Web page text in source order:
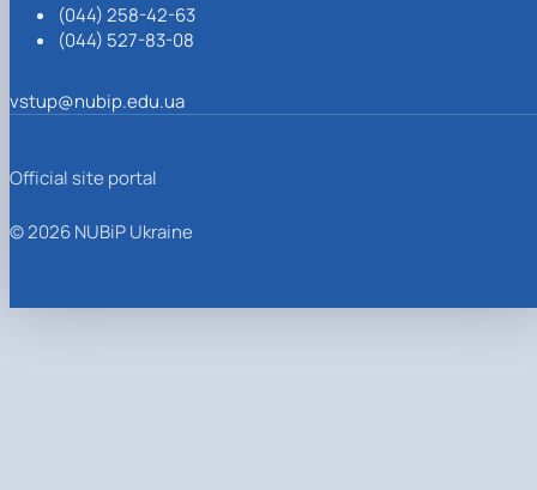
(044) 258-42-63
(044) 527-83-08
vstup@nubip.edu.ua
Official site portal
© 2026 NUBiP Ukraine